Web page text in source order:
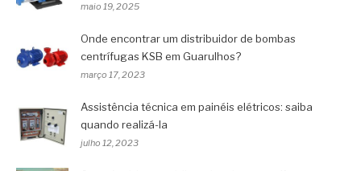
maio 19, 2025
Onde encontrar um distribuidor de bombas
centrífugas KSB em Guarulhos?
março 17, 2023
Assistência técnica em painéis elétricos: saiba
quando realizá-la
julho 12, 2023